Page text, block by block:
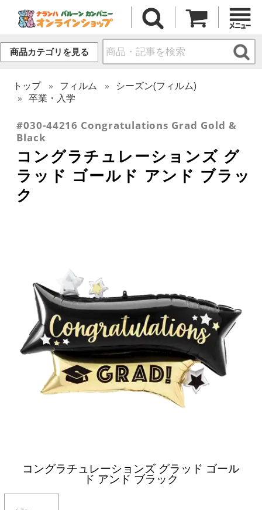
商品カテゴリを見る
トップ フィルム
シーズン(フィルム)
卒業・入学
#030-44216 Congratulations Grad Gold &
Black
コングラチュレーションズ グ
ラッド ゴールド アンド ブラッ
ク
コングラチュレーションズ グラッド ゴール
ド アンド ブラック